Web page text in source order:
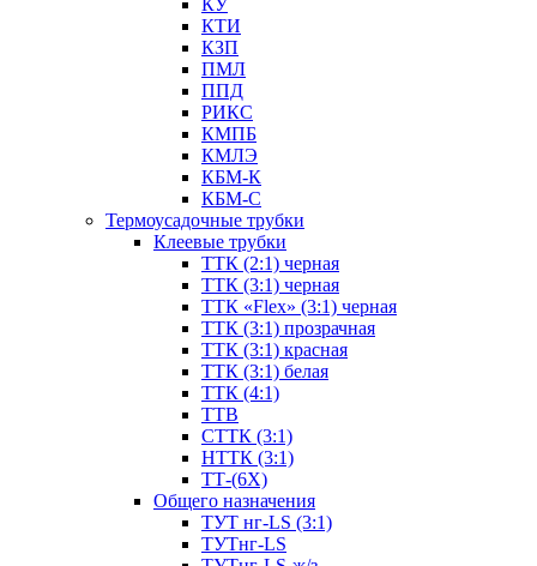
КУ
КТИ
КЗП
ПМЛ
ППД
РИКС
КМПБ
КМЛЭ
КБМ-К
КБМ-С
Термоусадочные трубки
Клеевые трубки
ТТК (2:1) черная
ТТК (3:1) черная
ТТК «Flex» (3:1) черная
ТТК (3:1) прозрачная
ТТК (3:1) красная
ТТК (3:1) белая
ТТК (4:1)
ТТВ
СТТК (3:1)
НТТК (3:1)
ТТ-(6Х)
Общего назначения
ТУТ нг-LS (3:1)
ТУТнг-LS